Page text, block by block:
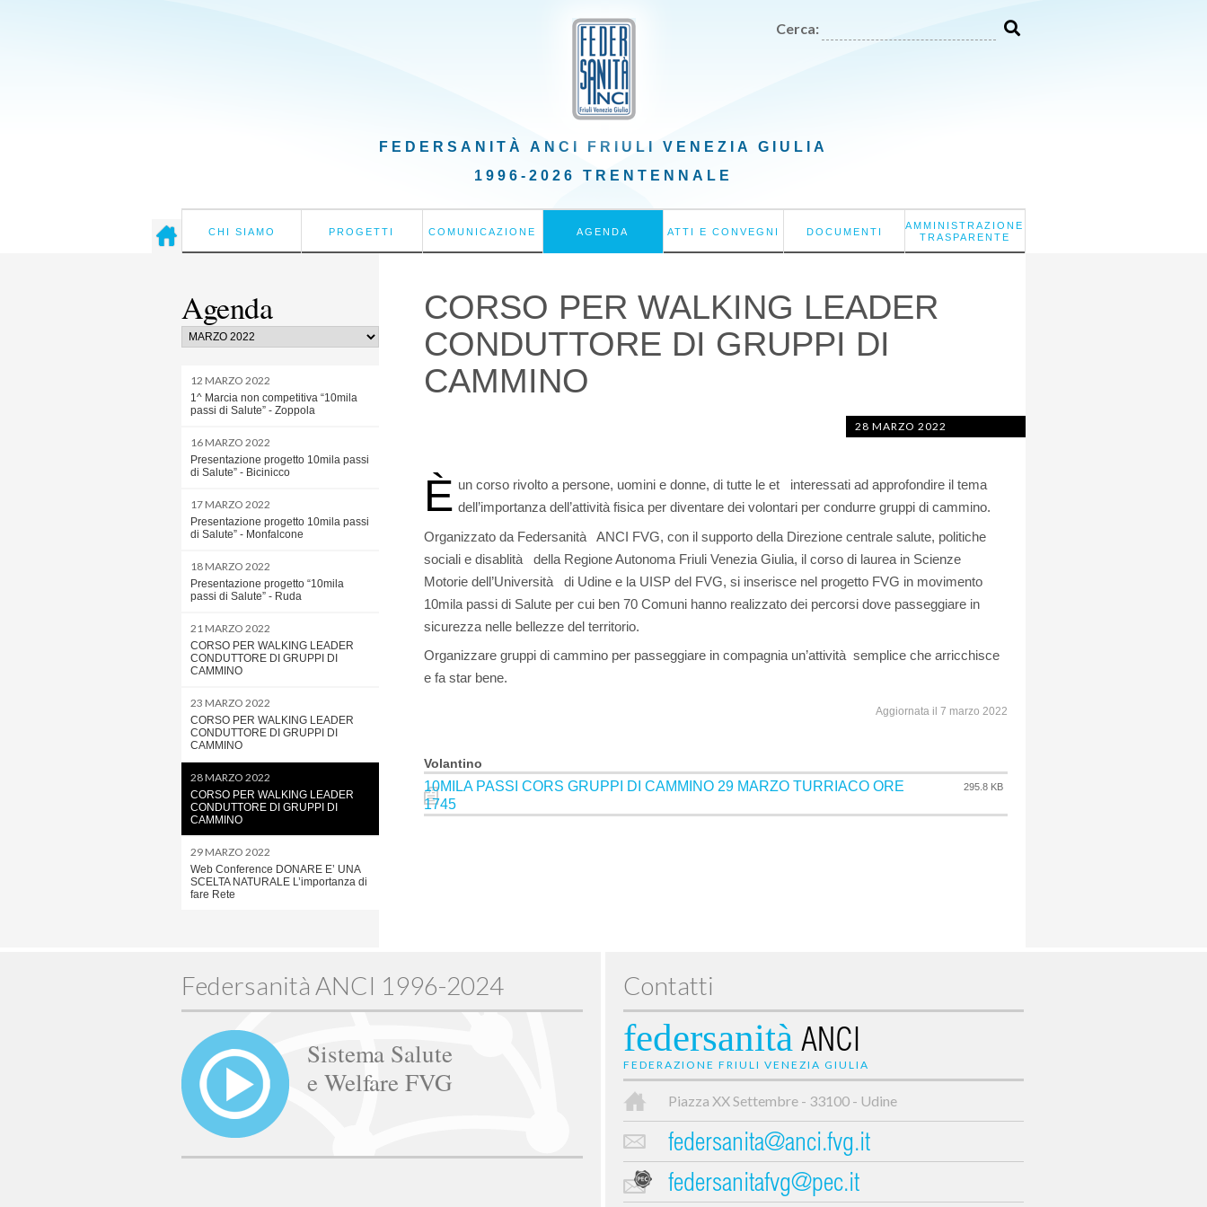
Cerca:
FEDERSANITÀ ANCI FRIULI VENEZIA GIULIA
1996-2026 TRENTENNALE
CHI SIAMO PROGETTI COMUNICAZIONE AGENDA ATTI E CONVEGNI DOCUMENTI
AMMINISTRAZIONE
TRASPARENTE
Agenda
12 MARZO 2022
1^ Marcia non competitiva “10mila
passi di Salute” - Zoppola
16 MARZO 2022
Presentazione progetto 10mila passi
di Salute” - Bicinicco
17 MARZO 2022
Presentazione progetto 10mila passi
di Salute” - Monfalcone
18 MARZO 2022
Presentazione progetto “10mila
passi di Salute” - Ruda
21 MARZO 2022
CORSO PER WALKING LEADER
CONDUTTORE DI GRUPPI DI
CAMMINO
23 MARZO 2022
CORSO PER WALKING LEADER
CONDUTTORE DI GRUPPI DI
CAMMINO
28 MARZO 2022
CORSO PER WALKING LEADER
CONDUTTORE DI GRUPPI DI
CAMMINO
29 MARZO 2022
Web Conference DONARE E’ UNA
SCELTA NATURALE L’importanza di
fare Rete
CORSO PER WALKING LEADER
CONDUTTORE DI GRUPPI DI
CAMMINO
28 MARZO 2022
È un corso rivolto a persone, uomini e donne, di tutte le et interessati ad approfondire il tema
dell’importanza dell’attività fisica per diventare dei volontari per condurre gruppi di cammino.
Organizzato da Federsanità ANCI FVG, con il supporto della Direzione centrale salute, politiche
sociali e disablità della Regione Autonoma Friuli Venezia Giulia, il corso di laurea in Scienze
Motorie dell’Università di Udine e la UISP del FVG, si inserisce nel progetto FVG in movimento
10mila passi di Salute per cui ben 70 Comuni hanno realizzato dei percorsi dove passeggiare in
sicurezza nelle bellezze del territorio.
Organizzare gruppi di cammino per passeggiare in compagnia un’attività semplice che arricchisce
e fa star bene.
Aggiornata il 7 marzo 2022
Volantino
10MILA PASSI CORS GRUPPI DI CAMMINO 29 MARZO TURRIACO ORE
1745
295.8 KB
Federsanità ANCI 1996-2024
Sistema Salute
e Welfare FVG
Contatti
federsanità ANCI
FEDERAZIONE FRIULI VENEZIA GIULIA
Piazza XX Settembre - 33100 - Udine
federsanita@anci.fvg.it
federsanitafvg@pec.it